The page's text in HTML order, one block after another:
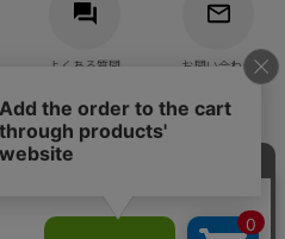
よくある質問 お問い合わせ
・キャンプ用品の通販